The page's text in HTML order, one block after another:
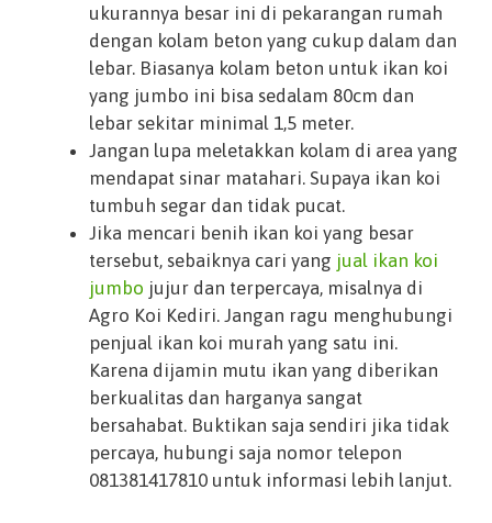
ukurannya besar ini di pekarangan rumah
dengan kolam beton yang cukup dalam dan
lebar. Biasanya kolam beton untuk ikan koi
yang jumbo ini bisa sedalam 80cm dan
lebar sekitar minimal 1,5 meter.
Jangan lupa meletakkan kolam di area yang
mendapat sinar matahari. Supaya ikan koi
tumbuh segar dan tidak pucat.
Jika mencari benih ikan koi yang besar
tersebut, sebaiknya cari yang jual ikan koi
jumbo jujur dan terpercaya, misalnya di
Agro Koi Kediri. Jangan ragu menghubungi
penjual ikan koi murah yang satu ini.
Karena dijamin mutu ikan yang diberikan
berkualitas dan harganya sangat
bersahabat. Buktikan saja sendiri jika tidak
percaya, hubungi saja nomor telepon
081381417810 untuk informasi lebih lanjut.